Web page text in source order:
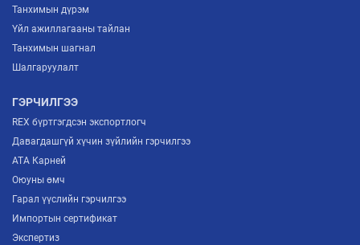
Танхимын дүрэм
Үйл ажиллагааны тайлан
Танхимын шагнал
Шалгаруулалт
ГЭРЧИЛГЭЭ
REX бүртгэгдсэн экспортлогч
Давагдашгүй хүчин зүйлийн гэрчилгээ
ATA Карней
Оюуны өмч
Гарал үүслийн гэрчилгээ
Импортын сертификат
Экспертиз